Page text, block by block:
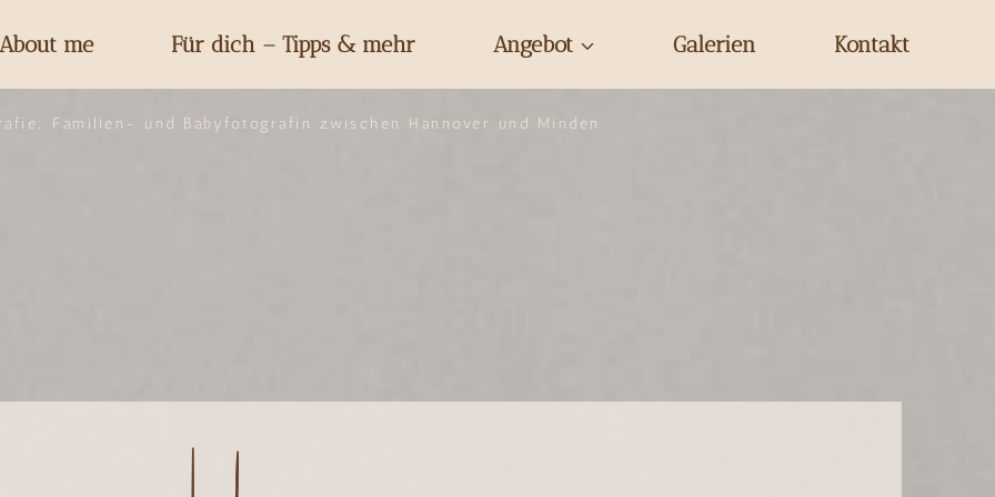
About me Für dich – Tipps & mehr Angebot Galerien Kontakt
Familien- und Babyfotografin zwischen Hannover und Minden